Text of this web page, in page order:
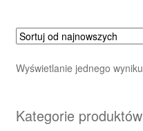
Wyświetlanie jednego wyniku
Kategorie produktów